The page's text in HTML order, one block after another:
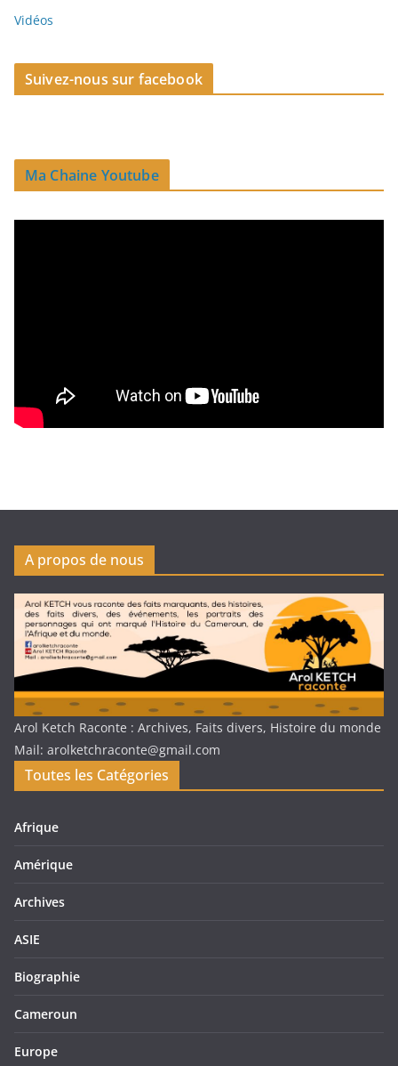
Vidéos
Suivez-nous sur facebook
Ma Chaine Youtube
A propos de nous
Arol Ketch Raconte : Archives, Faits divers, Histoire du monde
Mail: arolketchraconte@gmail.com
Toutes les Catégories
Afrique
Amérique
Archives
ASIE
Biographie
Cameroun
Europe